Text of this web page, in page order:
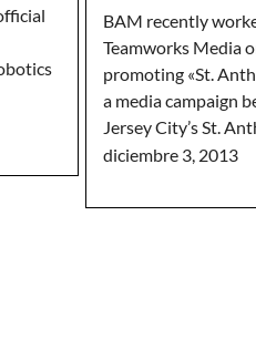
BAM recently
Teamworks Media
promoting «St.
a media campaign
Jersey City’s St.
diciembre 3, 2013